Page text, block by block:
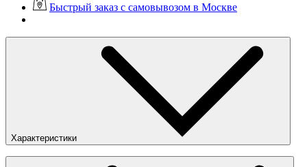
Быстрый заказ с самовывозом в Москве
Характеристики